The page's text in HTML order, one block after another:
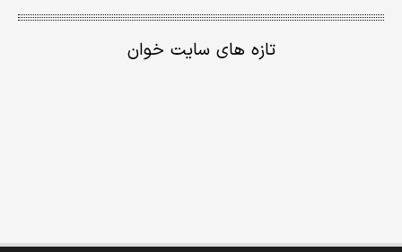
تازه های سایت خوان